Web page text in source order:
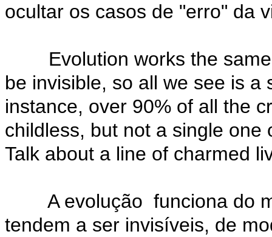
ocultar os casos de "erro" da
Evolution works the same
be invisible, so all we see is
instance, over 90% of all the
childless, but not a single
Talk about a line of charmed
A evolução funciona do
tendem a ser invisíveis, de